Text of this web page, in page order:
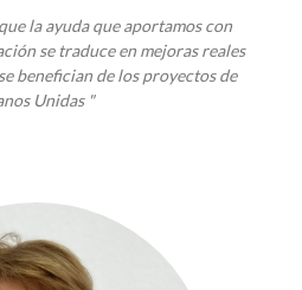
la ayuda que aportamos con
se traduce en mejoras reales
benefician de los proyectos de
Unidas "